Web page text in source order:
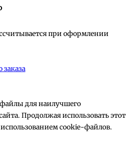
при оформлении
для наилучшего
Продолжая использовать этот
использованием cookie-файлов.